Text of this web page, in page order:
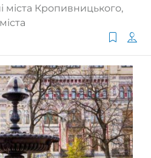
міста Кропивницького,